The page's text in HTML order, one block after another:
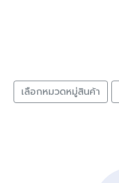
เลือกหมวดหมู่สินค้า